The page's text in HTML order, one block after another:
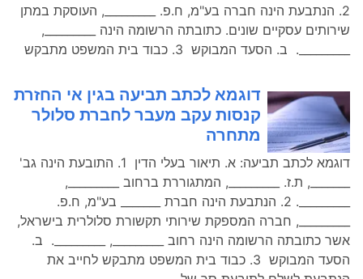
2. הנתבעת הינה חברה בע"מ, ח.פ. _________, העוסקת במתן
שירותים עסקיים שונים. כתובתה הרשומה הינה _________,
_________. ב. הסעד המבוקש 3. כבוד בית המשפט מתבקש
דוגמא לכתב תביעה בגין אי החזרת
קנסות עקב מעבר לחברת סלולר
מתחרה
דוגמא לכתב תביעה: א. תיאור בעלי הדין 1. התובעת הינה גב'
_______, ת.ז. _________, המתגוררת ברחוב _________,
_________. 2. הנתבעת הינה חברת _______ בע"מ, ח.פ.
_________, חברה המספקת שירותי תקשורת סלולרית בישראל,
אשר כתובתה הרשומה הינה רחוב _________, _________. ב.
הסעד המבוקש 3. כבוד בית המשפט מתבקש לחייב את